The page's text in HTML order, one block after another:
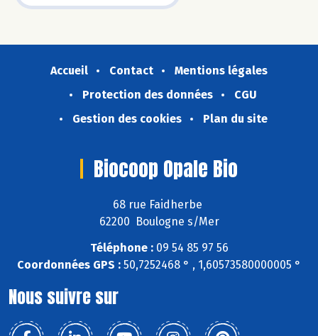
Accueil Contact
Mentions légales
Protection des données
CGU
Gestion des cookies
Plan du site
Biocoop Opale Bio
68 rue Faidherbe
62200 Boulogne s/Mer
Téléphone :09 54 85 97 56
Coordonnées GPS : 50,7252468 ° , 1,60573580000005 °
Nous suivre sur